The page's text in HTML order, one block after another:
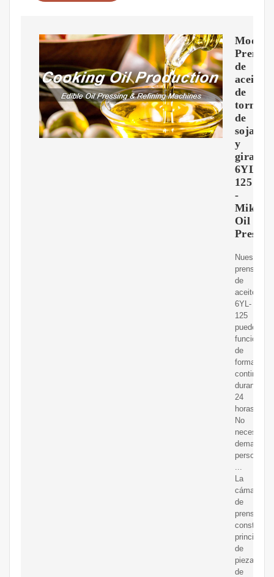
Prensa
de
aceite
de
tornillo
de
soja
y
girasol
6YL-
125
-
Mikim-
Oil
Press
Nuestra
prensa
de
aceite
6YL-
125
puede
funcionar
de
forma
continua
durante
24
horas.
No
necesita
personas,
La
cámara
de
prensa
consta
de
piezas
de